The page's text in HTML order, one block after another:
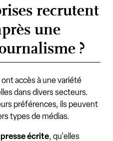
recrutent
une
?
accès à une variété
dans divers secteurs.
préférences, ils peuvent
types de médias.
écrite, qu'elles